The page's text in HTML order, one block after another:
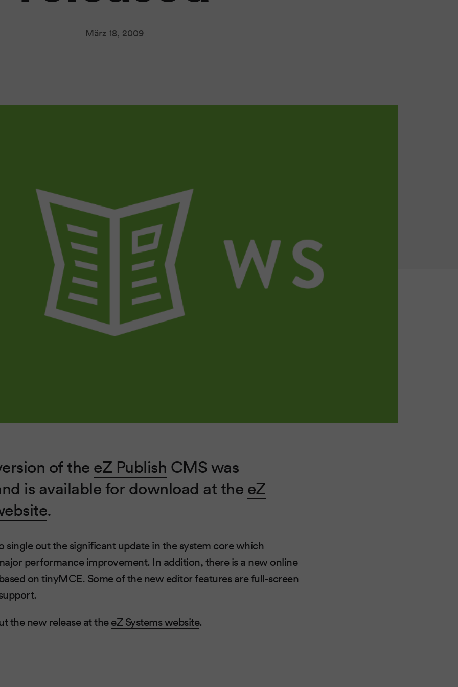
März 18, 2009
of the eZ Publish CMS was
is available for download at the eZ
.
single out the significant update in the system core which
performance improvement. In addition, there is a new online
on tinyMCE. Some of the new editor features are full-screen
the new release at theeZ Systems website.